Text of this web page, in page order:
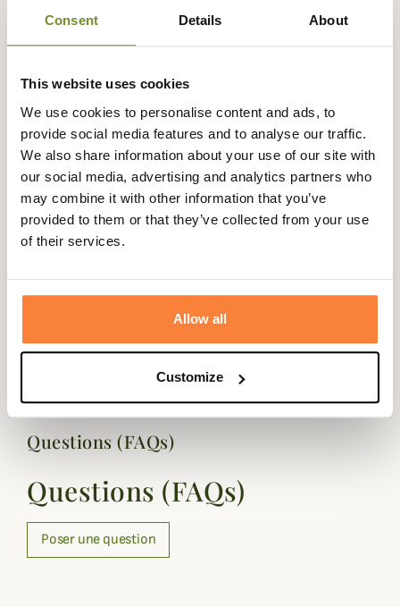
Consent Details About
This website uses cookies
We use cookies to personalise content and ads, to
provide social media features and to analyse our traffic.
We also share information about your use of our site with
our social media, advertising and analytics partners who
may combine it with other information that you’ve
provided to them or that they’ve collected from your use
of their services.
Allow all
Customize
toutes les conditions météo.
antidérapante avec ventouses vous garantissent confort
thermique et sécurité dans les conditions les plus
extrêmes que vous rencontrerez en mer.
N'hésitez plus, offrez vous une paire de bottes Le
Chameau Neptune et entrez dans la légende de la voile.
Fiche technique
Tige
Coloris Gris, Rouge
Homme
Doublure Néoprène 3 mm
Questions (FAQs)
Questions (FAQs)
Poser une question